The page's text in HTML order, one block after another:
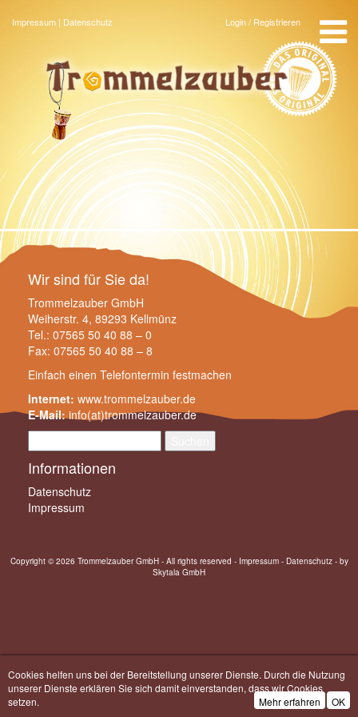
Cookies helfen uns bei der Bereitstellung unserer Dienste. Durch die Nutzung
unserer Dienste erklären Sie sich damit einverstanden, dass wir Cookies
setzen.
Mehr erfahren OK
Angebote
Über uns
Gästebuch
Kontakt
Impressum | Datenschutz Login / Registrieren
Wir sind für Sie da!
Trommelzauber GmbH
Weiherstr. 4, 89293 Kellmünz
Tel.: 07565 50 40 88 – 0
Fax: 07565 50 40 88 – 8
Einfach einen Telefontermin festmachen
Internet: www.trommelzauber.de
E-Mail: info(at)trommelzauber.de
nach:
Informationen
Datenschutz
Impressum
Copyright © 2026 Trommelzauber GmbH - All rights reserved - Impressum- Datenschutz- by
Skytala GmbH